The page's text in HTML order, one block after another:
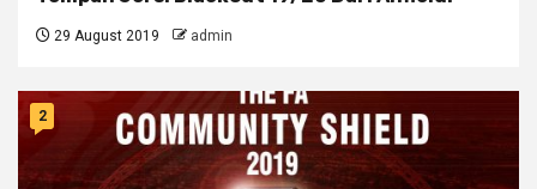
29 August 2019 admin
2